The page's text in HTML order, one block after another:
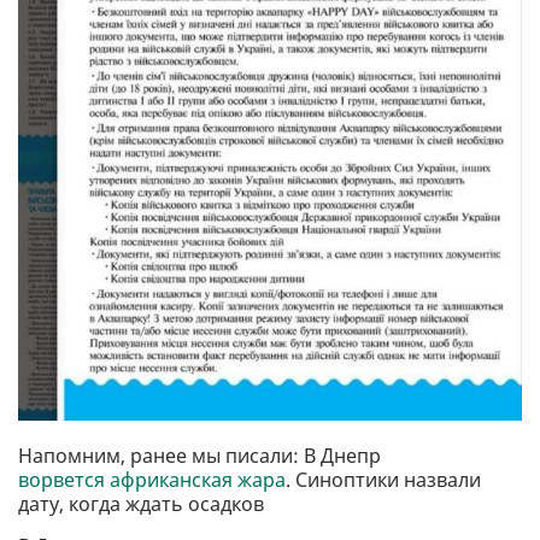
Напомним, ранее мы писали: В Днепр
ворвется африканская жара. Синоптики назвали
дату, когда ждать осадков